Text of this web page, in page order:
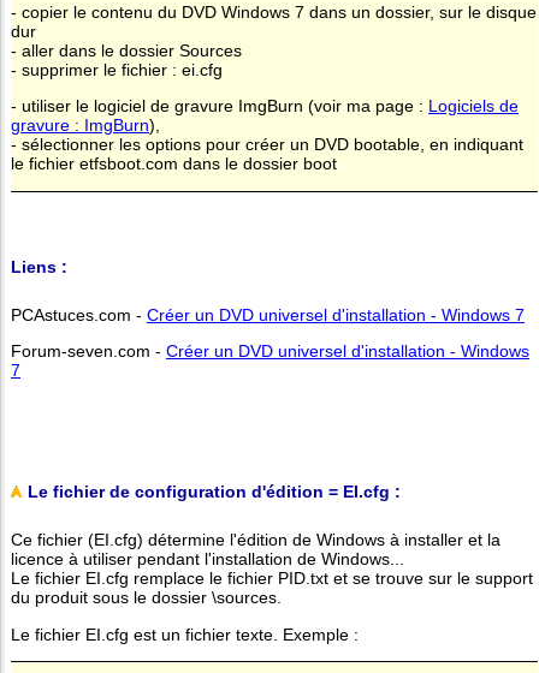
- copier le contenu du DVD Windows 7 dans un dossier, sur le disque
dur
- aller dans le dossier Sources
- supprimer le fichier : ei.cfg
- utiliser le logiciel de gravure ImgBurn (voir ma page : Logiciels de
gravure : ImgBurn),
- sélectionner les options pour créer un DVD bootable, en indiquant
le fichier etfsboot.com dans le dossier boot
Liens :
PCAstuces.com - Créer un DVD universel d'installation - Windows 7
Forum-seven.com - Créer un DVD universel d'installation - Windows
7
Le fichier de configuration d'édition = EI.cfg :
Ce fichier (EI.cfg) détermine l'édition de Windows à installer et la
licence à utiliser pendant l'installation de Windows...
Le fichier EI.cfg remplace le fichier PID.txt et se trouve sur le support
du produit sous le dossier \sources.
Le fichier EI.cfg est un fichier texte. Exemple :